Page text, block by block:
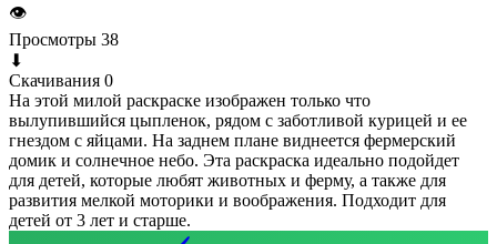
👁
Просмотры 38
⬇
Скачивания 0
На этой милой раскраске изображен только что
вылупившийся цыпленок, рядом с заботливой курицей и ее
гнездом с яйцами. На заднем плане виднеется фермерский
домик и солнечное небо. Эта раскраска идеально подойдет
для детей, которые любят животных и ферму, а также для
развития мелкой моторики и воображения. Подходит для
детей от 3 лет и старше.